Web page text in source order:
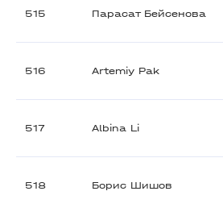
515 Парасат Бейсенова
516 Artemiy Pak
517 Albina Li
518 Борис Шишов